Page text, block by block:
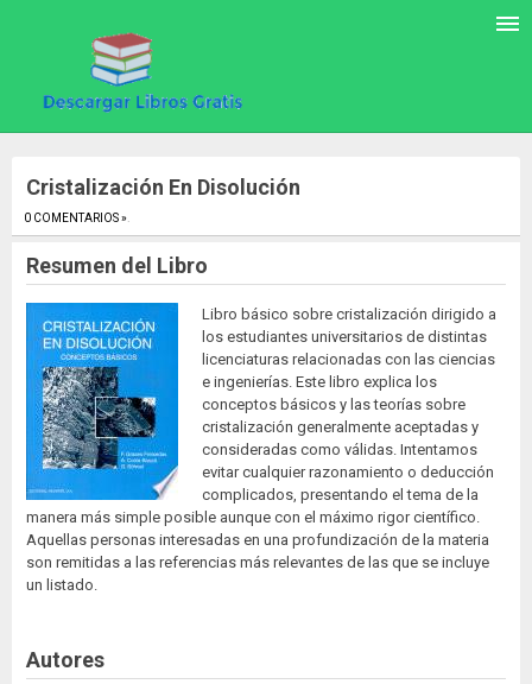
Cristalización En Disolución
0 COMENTARIOS ».
Resumen del Libro
Libro básico sobre cristalización dirigido a
los estudiantes universitarios de distintas
licenciaturas relacionadas con las ciencias
e ingenierías. Este libro explica los
conceptos básicos y las teorías sobre
cristalización generalmente aceptadas y
consideradas como válidas. Intentamos
evitar cualquier razonamiento o deducción
complicados, presentando el tema de la
manera más simple posible aunque con el máximo rigor científico.
Aquellas personas interesadas en una profundización de la materia
son remitidas a las referencias más relevantes de las que se incluye
un listado.
Autores